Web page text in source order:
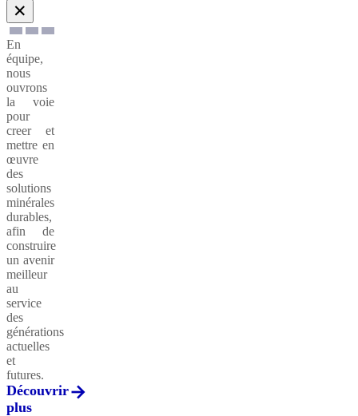
✕
En
équipe,
nous
ouvrons
la voie
pour
creer et
mettre en
œuvre
des
solutions
minérales
durables,
afin de
construire
un avenir
meilleur
au
service
des
générations
actuelles
et
futures.
Découvrir
plus